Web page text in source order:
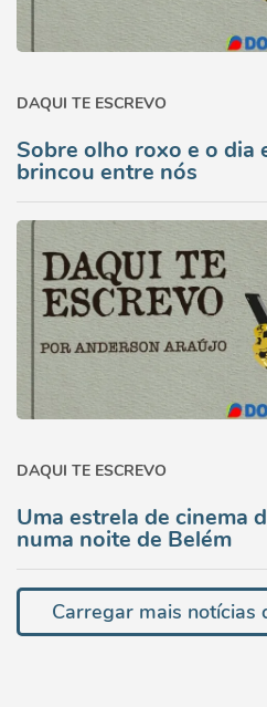
DAQUI TE ESCREVO
Sobre olho roxo e o dia
brincou entre nós
DAQUI TE ESCREVO
Uma estrela de cinema
numa noite de Belém
Carregar mais notícias